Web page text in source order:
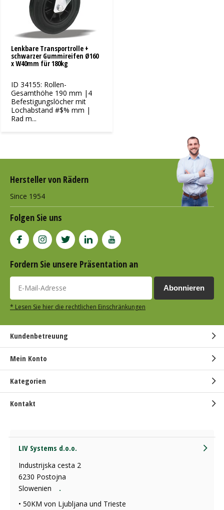
Lenkbare Transportrolle +
schwarzer Gummireifen Ø160
x W40mm für 180kg
ID 34155: Rollen-
Gesamthöhe 190 mm |4
Befestigungslöcher mit
Lochabstand #$% mm |
Rad m...
Hersteller von Rädern
Since 1954
Folgen Sie uns
Fordern Sie unsere Präsentation an
Abonnieren
* Lesen Sie hier die rechtlichen Einschränkungen
Kundenbetreuung
Mein Konto
Kategorien
Kontakt
LIV Systems d.o.o.
Industrijska cesta 2
6230 Postojna
Slowenien
.
• 50KM von Ljubljana und Trieste